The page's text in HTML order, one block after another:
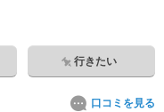
行きたい
口コミを見る